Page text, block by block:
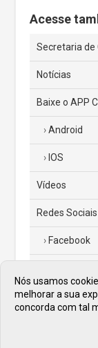
Acesse
Secretaria de
Notícias
Baixe o APP
Android
IOS
Vídeos
Redes Sociais
Facebook
Twitter
Nós usamos
melhorar a sua
concorda com tal